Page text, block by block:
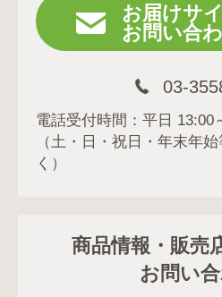
お届けサ
お問い合
03-
電話受付時間：平日 13:00
（土・日・祝日・年末年
く）
商品情報・販売
お問い